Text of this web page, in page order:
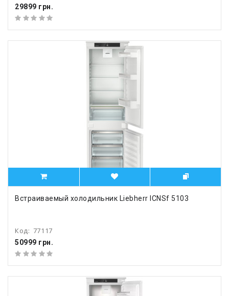
29899 грн.
Встраиваемый холодильник Liebherr ICNSf 5103
Код: 77117
50999 грн.